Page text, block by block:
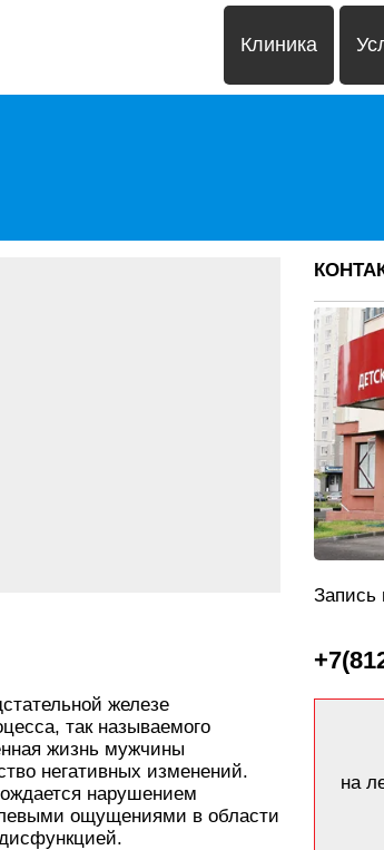
Клиника
железе
так называемого
жизнь мужчины
негативных изменений.
нарушением
ощущениями в области
Запись
на